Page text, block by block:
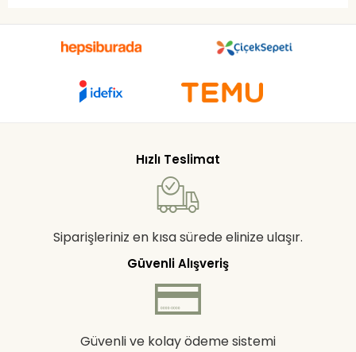
Hızlı Teslimat
Siparişleriniz en kısa sürede elinize ulaşır.
Güvenli Alışveriş
Güvenli ve kolay ödeme sistemi